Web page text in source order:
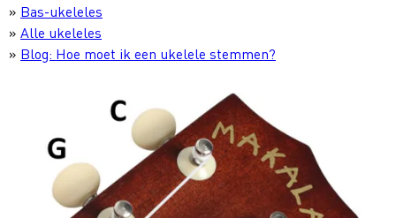
» Bas-ukeleles
» Alle ukeleles
» Blog: Hoe moet ik een ukelele stemmen?